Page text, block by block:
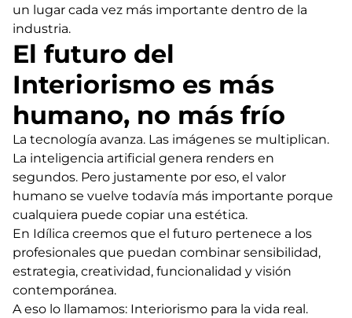
un lugar cada vez más importante dentro de la
industria.
El futuro del
Interiorismo es más
humano, no más frío
La tecnología avanza. Las imágenes se multiplican.
La inteligencia artificial genera renders en
segundos. Pero justamente por eso, el valor
humano se vuelve todavía más importante porque
cualquiera puede copiar una estética.
En Idílica creemos que el futuro pertenece a los
profesionales que puedan combinar sensibilidad,
estrategia, creatividad, funcionalidad y visión
contemporánea.
A eso lo llamamos: Interiorismo para la vida real.